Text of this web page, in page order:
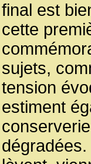
final est
cette
sujets,
tension
estiment